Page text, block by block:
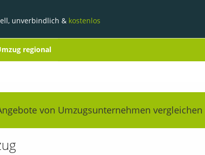
unverbindlich & kostenlos
regional
von Umzugsunternehmen vergleichen